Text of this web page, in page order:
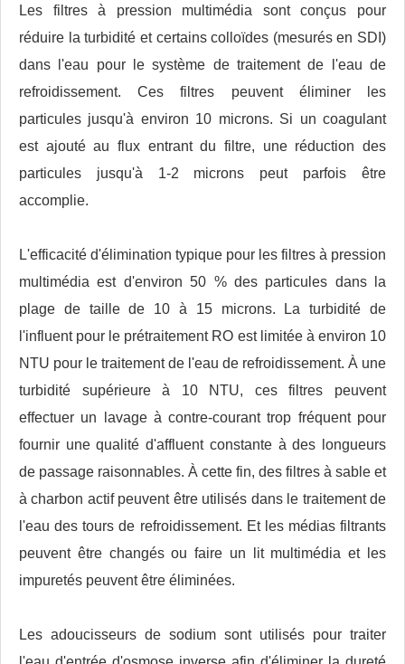
Les filtres à pression multimédia sont conçus pour
réduire la turbidité et certains colloïdes (mesurés en SDI)
dans l'eau pour le système de traitement de l'eau de
refroidissement. Ces filtres peuvent éliminer les
particules jusqu'à environ 10 microns. Si un coagulant
est ajouté au flux entrant du filtre, une réduction des
particules jusqu'à 1-2 microns peut parfois être
accomplie.
L'efficacité d'élimination typique pour les filtres à pression
multimédia est d'environ 50 % des particules dans la
plage de taille de 10 à 15 microns. La turbidité de
l'influent pour le prétraitement RO est limitée à environ 10
NTU pour le traitement de l'eau de refroidissement. À une
turbidité supérieure à 10 NTU, ces filtres peuvent
effectuer un lavage à contre-courant trop fréquent pour
fournir une qualité d'affluent constante à des longueurs
de passage raisonnables. À cette fin, des filtres à sable et
à charbon actif peuvent être utilisés dans le traitement de
l'eau des tours de refroidissement. Et les médias filtrants
peuvent être changés ou faire un lit multimédia et les
impuretés peuvent être éliminées.
Les adoucisseurs de sodium sont utilisés pour traiter